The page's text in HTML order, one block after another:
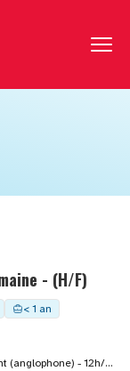
- (H/F)
< 1 an
Garde d'enfant (anglophone) - 12h/semaine - (H/F)